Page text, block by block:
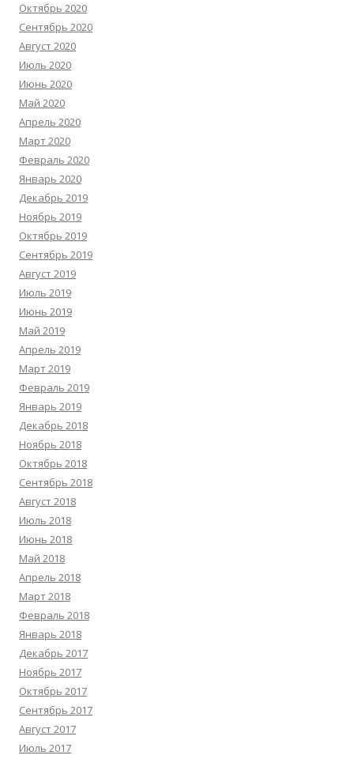
Октябрь 2020
Сентябрь 2020
Август 2020
Июль 2020
Июнь 2020
Май 2020
Апрель 2020
Март 2020
Февраль 2020
Январь 2020
Декабрь 2019
Ноябрь 2019
Октябрь 2019
Сентябрь 2019
Август 2019
Июль 2019
Июнь 2019
Май 2019
Апрель 2019
Март 2019
Февраль 2019
Январь 2019
Декабрь 2018
Ноябрь 2018
Октябрь 2018
Сентябрь 2018
Август 2018
Июль 2018
Июнь 2018
Май 2018
Апрель 2018
Март 2018
Февраль 2018
Январь 2018
Декабрь 2017
Ноябрь 2017
Октябрь 2017
Сентябрь 2017
Август 2017
Июль 2017